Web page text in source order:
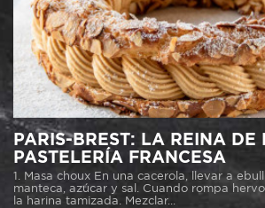
PARIS-BREST: LA REINA DE
PASTELERÍA FRANCESA
1. Masa choux En una cacerola, llevar a
manteca, azúcar y sal. Cuando rompa
la harina tamizada. Mezclar...